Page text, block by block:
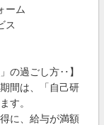
ーム
ス
の過ごし方‥】
間は、「自己研
す。
に、給与が満額